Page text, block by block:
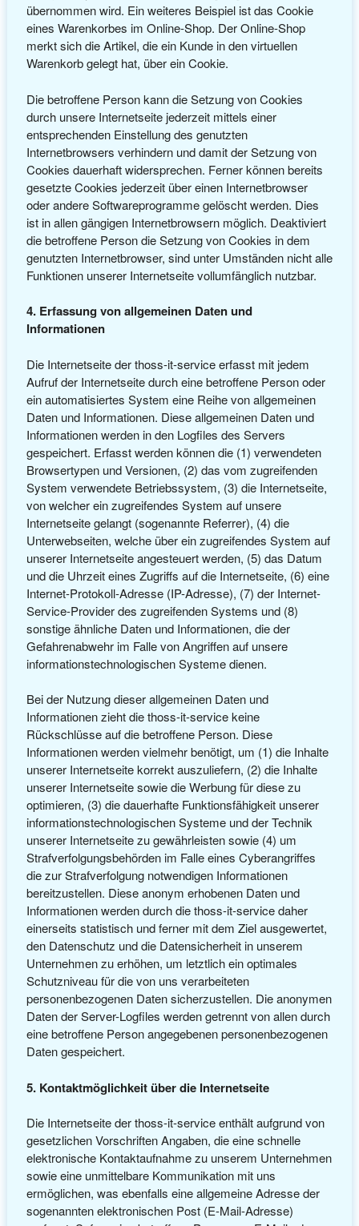
übernommen wird. Ein weiteres Beispiel ist das Cookie
eines Warenkorbes im Online-Shop. Der Online-Shop
merkt sich die Artikel, die ein Kunde in den virtuellen
Warenkorb gelegt hat, über ein Cookie.
Die betroffene Person kann die Setzung von Cookies
durch unsere Internetseite jederzeit mittels einer
entsprechenden Einstellung des genutzten
Internetbrowsers verhindern und damit der Setzung von
Cookies dauerhaft widersprechen. Ferner können bereits
gesetzte Cookies jederzeit über einen Internetbrowser
oder andere Softwareprogramme gelöscht werden. Dies
ist in allen gängigen Internetbrowsern möglich. Deaktiviert
die betroffene Person die Setzung von Cookies in dem
genutzten Internetbrowser, sind unter Umständen nicht alle
Funktionen unserer Internetseite vollumfänglich nutzbar.
4. Erfassung von allgemeinen Daten und
Informationen
Die Internetseite der thoss-it-service erfasst mit jedem
Aufruf der Internetseite durch eine betroffene Person oder
ein automatisiertes System eine Reihe von allgemeinen
Daten und Informationen. Diese allgemeinen Daten und
Informationen werden in den Logfiles des Servers
gespeichert. Erfasst werden können die (1) verwendeten
Browsertypen und Versionen, (2) das vom zugreifenden
System verwendete Betriebssystem, (3) die Internetseite,
von welcher ein zugreifendes System auf unsere
Internetseite gelangt (sogenannte Referrer), (4) die
Unterwebseiten, welche über ein zugreifendes System auf
unserer Internetseite angesteuert werden, (5) das Datum
und die Uhrzeit eines Zugriffs auf die Internetseite, (6) eine
Internet-Protokoll-Adresse (IP-Adresse), (7) der Internet-
Service-Provider des zugreifenden Systems und (8)
sonstige ähnliche Daten und Informationen, die der
Gefahrenabwehr im Falle von Angriffen auf unsere
informationstechnologischen Systeme dienen.
Bei der Nutzung dieser allgemeinen Daten und
Informationen zieht die thoss-it-service keine
Rückschlüsse auf die betroffene Person. Diese
Informationen werden vielmehr benötigt, um (1) die Inhalte
unserer Internetseite korrekt auszuliefern, (2) die Inhalte
unserer Internetseite sowie die Werbung für diese zu
optimieren, (3) die dauerhafte Funktionsfähigkeit unserer
informationstechnologischen Systeme und der Technik
unserer Internetseite zu gewährleisten sowie (4) um
Strafverfolgungsbehörden im Falle eines Cyberangriffes
die zur Strafverfolgung notwendigen Informationen
bereitzustellen. Diese anonym erhobenen Daten und
Informationen werden durch die thoss-it-service daher
einerseits statistisch und ferner mit dem Ziel ausgewertet,
den Datenschutz und die Datensicherheit in unserem
Unternehmen zu erhöhen, um letztlich ein optimales
Schutzniveau für die von uns verarbeiteten
personenbezogenen Daten sicherzustellen. Die anonymen
Daten der Server-Logfiles werden getrennt von allen durch
eine betroffene Person angegebenen personenbezogenen
Daten gespeichert.
5. Kontaktmöglichkeit über die Internetseite
Die Internetseite der thoss-it-service enthält aufgrund von
gesetzlichen Vorschriften Angaben, die eine schnelle
elektronische Kontaktaufnahme zu unserem Unternehmen
sowie eine unmittelbare Kommunikation mit uns
ermöglichen, was ebenfalls eine allgemeine Adresse der
sogenannten elektronischen Post (E-Mail-Adresse)